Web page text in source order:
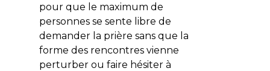
pour que le maximum de
personnes se sente libre de
demander la prière sans que la
forme des rencontres vienne
perturber ou faire hésiter à